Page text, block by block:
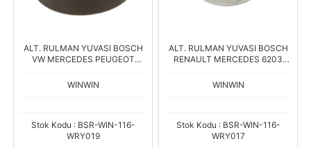
ALT. RULMAN YUVASI BOSCH
VW MERCEDES PEUGEOT
Boy.17,00 İç Çap.35,00
WINWIN
Stok Kodu : BSR-WIN-116-
WRY019
ALT. RULMAN YUVASI BOSCH
RENAULT MERCEDES 6203
WINWIN
Stok Kodu : BSR-WIN-116-
WRY017